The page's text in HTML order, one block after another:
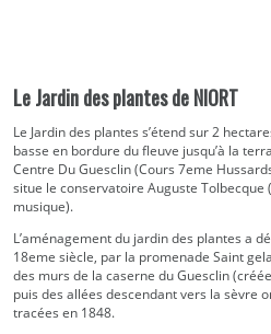
Le Jardin des plantes de NIORT
Le Jardin des plantes s’étend sur 2
basse en bordure du fleuve jusqu’à la
Centre Du Guesclin (Cours 7eme
situe le conservatoire Auguste Tolbecque
musique).
L’aménagement du jardin des plantes a
18eme siècle, par la promenade Saint
des murs de la caserne du Guesclin
puis des allées descendant vers la sèvre
tracées en 1848.